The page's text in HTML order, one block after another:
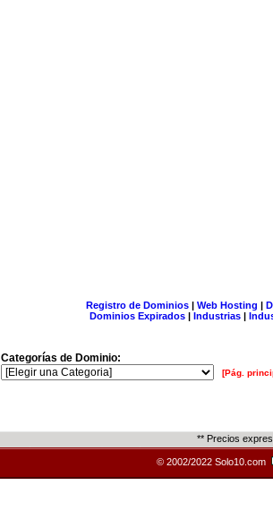
Registro de Dominios| Web Hosting |
Dominios Expirados | Industrias |
Categorías de Dominio:
[Pág.
** Precios
© 2002/2022 Solo10.com